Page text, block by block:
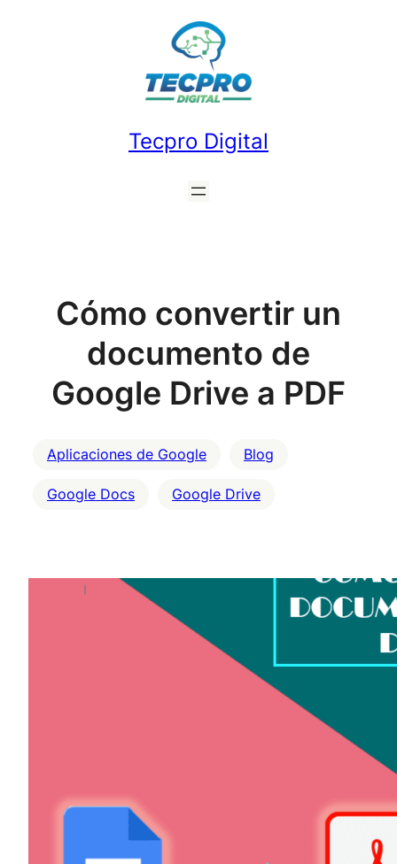
Tecpro Digital
Cómo convertir un
documento de
Google Drive a PDF
Aplicaciones de Google Blog
Google Docs Google Drive